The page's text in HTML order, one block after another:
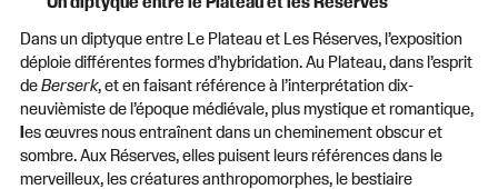
Dans un diptyque entre Le Plateau et Les Réserves, l’exposition
déploie différentes formes d’hybridation. Au Plateau, dans l’esprit
deBerserk, et en faisant référence à l’interprétation dix-
neuvièmiste de l’époque médiévale, plus mystique et romantique,
les œuvres nous entraînent dans un cheminement obscur et
sombre. Aux Réserves, elles puisent leurs références dans le
merveilleux, les créatures anthropomorphes, le bestiaire